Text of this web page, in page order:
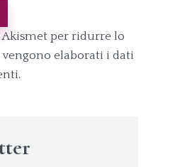
per ridurre lo
elaborati i dati
.